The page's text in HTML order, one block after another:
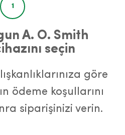
1
A. O. Smith
seçin
göre
ödeme koşullarını
siparişinizi verin.